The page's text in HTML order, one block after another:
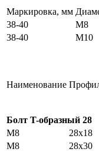
Маркировка, мм
38-40
М8
38-40
М10
Наименование
Болт T-образный 28
М8
28х18
М8
28х30